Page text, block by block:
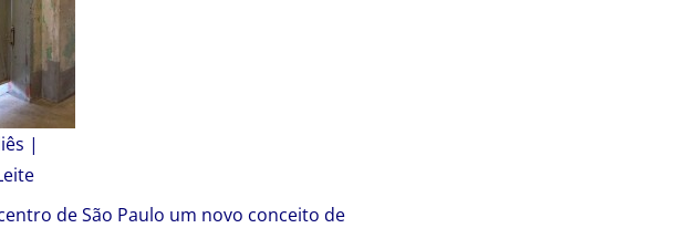
|
de São Paulo um novo conceito de